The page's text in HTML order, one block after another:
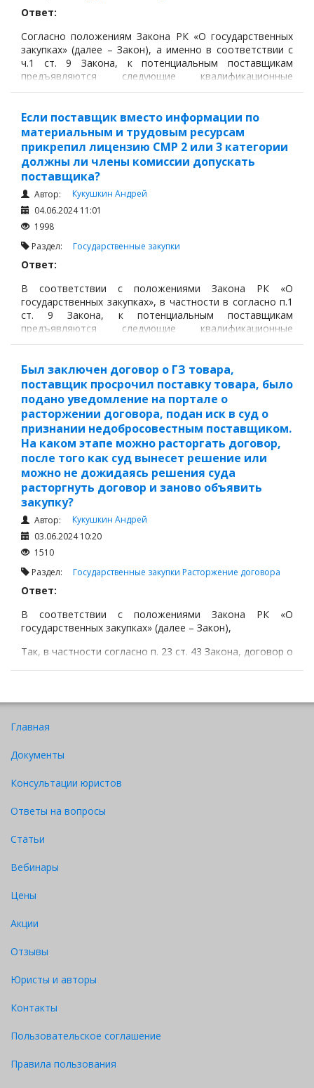
Ответ:
Согласно положениям Закона РК «О государственных
закупках» (далее – Закон), а именно в соответствии с
ч.1 ст. 9 Закона, к потенциальным поставщикам
предъявляются следующие квалификационные
требования:
Если поставщик вместо информации по
материальным и трудовым ресурсам
прикрепил лицензию СМР 2 или 3 категории
должны ли члены комиссии допускать
поставщика?
Автор:
Кукушкин Андрей
04.06.2024 11:01
1998
Раздел: Государственные закупки
Ответ:
В соответствии с положениями Закона РК «О
государственных закупках», в частности в согласно п.1
ст. 9 Закона, к потенциальным поставщикам
предъявляются следующие квалификационные
требования:
Был заключен договор о ГЗ товара,
поставщик просрочил поставку товара, было
подано уведомление на портале о
расторжении договора, подан иск в суд о
признании недобросовестным поставщиком.
На каком этапе можно расторгать договор,
после того как суд вынесет решение или
можно не дожидаясь решения суда
расторгнуть договор и заново объявить
закупку?
Автор:
Кукушкин Андрей
03.06.2024 10:20
1510
Раздел: Государственные закупки Расторжение договора
Ответ:
В соответствии с положениями Закона РК «О
государственных закупках» (далее – Закон),
Так, в частности согласно п. 23 ст. 43 Закона, договор о
договору.
Главная
Документы
Консультации юристов
Ответы на вопросы
Статьи
Вебинары
Цены
Акции
Отзывы
Юристы и авторы
Контакты
Пользовательское соглашение
Правила пользования